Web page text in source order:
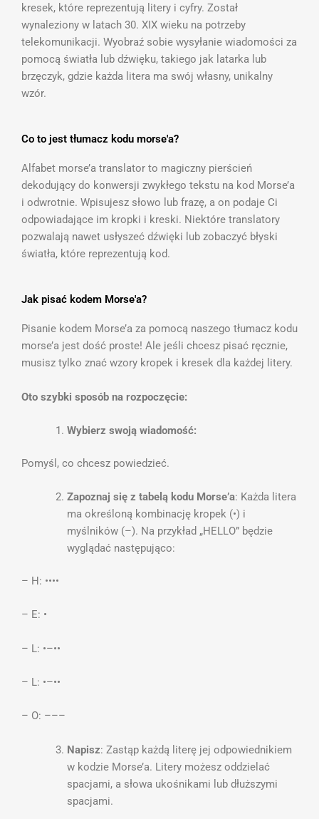
kresek, które reprezentują litery i cyfry. Został
wynaleziony w latach 30. XIX wieku na potrzeby
telekomunikacji. Wyobraź sobie wysyłanie wiadomości za
pomocą światła lub dźwięku, takiego jak latarka lub
brzęczyk, gdzie każda litera ma swój własny, unikalny
wzór.
Co to jest tłumacz kodu morse'a?
Alfabet morse’a translator to magiczny pierścień
dekodujący do konwersji zwykłego tekstu na kod Morse’a
i odwrotnie. Wpisujesz słowo lub frazę, a on podaje Ci
odpowiadające im kropki i kreski. Niektóre translatory
pozwalają nawet usłyszeć dźwięki lub zobaczyć błyski
światła, które reprezentują kod.
Jak pisać kodem Morse'a?
Pisanie kodem Morse’a za pomocą naszego tłumacz kodu
morse’a jest dość proste! Ale jeśli chcesz pisać ręcznie,
musisz tylko znać wzory kropek i kresek dla każdej litery.
Oto szybki sposób na rozpoczęcie:
Wybierz swoją wiadomość:
Pomyśl, co chcesz powiedzieć.
Zapoznaj się z tabelą kodu Morse’a: Każda litera
ma określoną kombinację kropek (•) i
myślników (–). Na przykład „HELLO” będzie
wyglądać następująco:
– H: ••••
– E: •
– L: •–••
– L: •–••
– O: –––
Napisz: Zastąp każdą literę jej odpowiednikiem
w kodzie Morse’a. Litery możesz oddzielać
spacjami, a słowa ukośnikami lub dłuższymi
spacjami.